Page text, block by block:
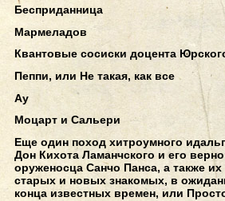
Бесприданница
Мармеладов
Квантовые сосиски доцента
Пеппи, или Не такая, как все
Ау
Моцарт и Сальери
Еще один поход хитроумного
Дон Кихота Ламанчского и его
оруженосца Санчо Панса, а также их
старых и новых знакомых, в
конца известных времен, или